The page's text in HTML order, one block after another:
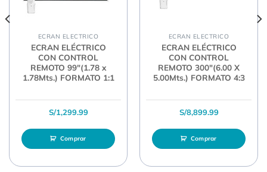
ECRAN ELECTRICO
ECRAN ELÉCTRICO
CON CONTROL
REMOTO 99″(1.78 x
1.78Mts.) FORMATO 1:1
S/1,299.99
Comprar
ECRAN ELECTRICO
ECRAN ELÉCTRICO
CON CONTROL
REMOTO 300″(6.00 X
5.00Mts.) FORMATO 4:3
S/8,899.99
Comprar